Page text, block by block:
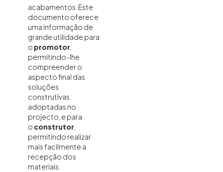
acabamentos. Este
documento oferece
uma informação de
grande utilidade para
o promotor
permitindo-lhe
compreender o
aspecto final das
soluções
construtivas
adoptadas no
projecto, e para
o construtor
permitindo realizar
mais facilmente a
recepção dos
materiais.